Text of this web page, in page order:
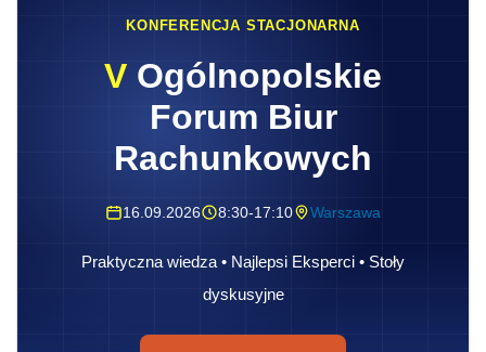
KONFERENCJA STACJONARNA
V Ogólnopolskie
Forum Biur
Rachunkowych
16.09.2026 8:30-17:10 Warszawa
Praktyczna wiedza • Najlepsi Eksperci • Stoły
dyskusyjne